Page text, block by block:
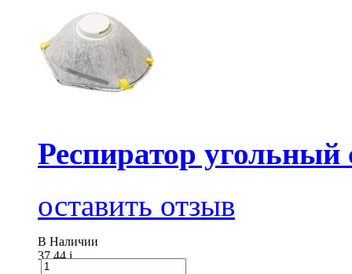
Респиратор
оставить отзыв
В Наличии
37.44i